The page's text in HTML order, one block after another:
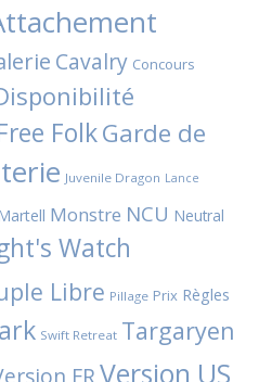
Cavalry Concours
FolkGarde de
Juvenile Dragon Lance
Monstre NCU Neutral
Watch
Libre Pillage Prix Règles
Swift Retreat Targaryen
FRVersion US